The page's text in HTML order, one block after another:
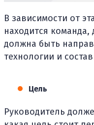
В зависимости от
находится команда,
должна быть
технологии и
Цель
Руководитель